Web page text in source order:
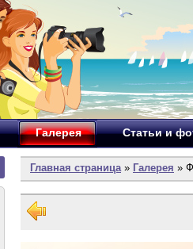
Галерея Статьи и
Главная страница» Галерея »